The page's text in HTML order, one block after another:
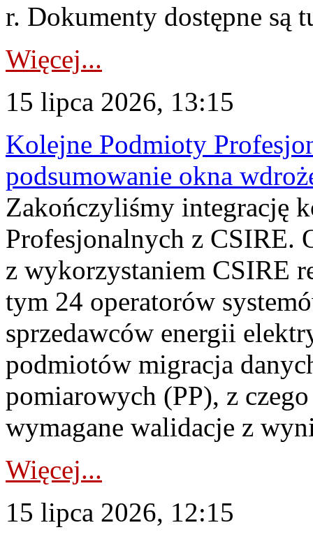
r. Dokumenty dostępne są
Więcej...
15 lipca 2026, 13:15
Kolejne Podmioty
podsumowanie okna
Zakończyliśmy integrację
Profesjonalnych z CSIRE.
z wykorzystaniem CSIRE
tym 24 operatorów
sprzedawców energii
podmiotów migracja
pomiarowych (PP), z
wymagane walidacje z
Więcej...
15 lipca 2026, 12:15